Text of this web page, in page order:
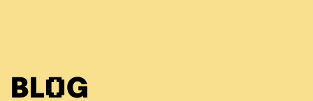
BLOG